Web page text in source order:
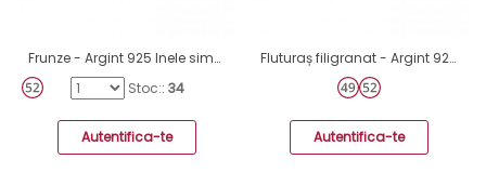
Frunze - Argint 925 Inele simple A4S40606
Stoc:: 34
Autentifica-te
Fluturaș filigranat - Argint 925 Inele Simple A4S51001
Autentifica-te